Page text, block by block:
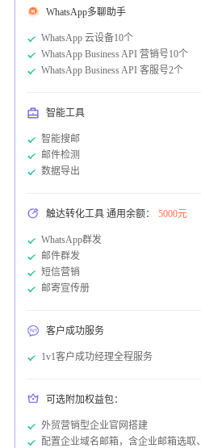
WhatsApp多聊助手
WhatsApp 云设备10个
WhatsApp Business API 营销号10个
WhatsApp Business API 客服号2个
智能工具
智能搜邮
邮件检测
数据导出
触达转化工具 通用余额： 5000元
WhatsApp群发
邮件群发
短信营销
邮寄宣传册
客户成功服务
1v1客户成功经理全程服务
可选附加权益包：
外贸营销型企业官网搭建
配置企业域名邮箱，含企业邮箱选取、